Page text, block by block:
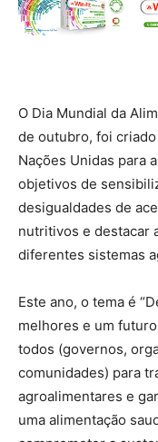
O Dia Mundial da
de outubro, foi criado
Nações Unidas para
objetivos de
desigualdades de
nutritivos e destacar
diferentes sistemas
Este ano, o tema é
melhores e um
todos (governos,
comunidades) para
agroalimentares e
uma alimentação